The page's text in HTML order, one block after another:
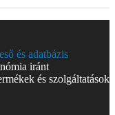
és adatbázis
iránt
és szolgáltatások